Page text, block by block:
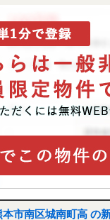
市南区城南町高 の